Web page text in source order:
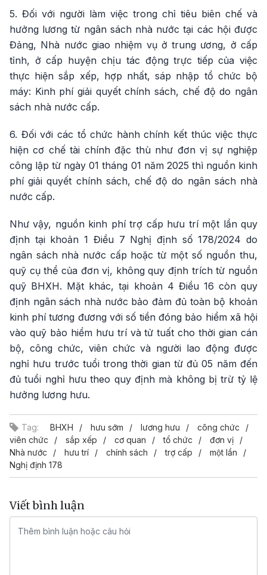
5. Đối với người làm việc trong chỉ tiêu biên chế và
hưởng lương từ ngân sách nhà nước tại các hội được
Đảng, Nhà nước giao nhiệm vụ ở trung ương, ở cấp
tỉnh, ở cấp huyện chịu tác động trực tiếp của việc
thực hiện sắp xếp, hợp nhất, sáp nhập tổ chức bộ
máy: Kinh phí giải quyết chính sách, chế độ do ngân
sách nhà nước cấp.
6. Đối với các tổ chức hành chính kết thúc việc thực
hiện cơ chế tài chính đặc thù như đơn vị sự nghiệp
công lập từ ngày 01 tháng 01 năm 2025 thì nguồn kinh
phí giải quyết chính sách, chế độ do ngân sách nhà
nước cấp.
Như vậy, nguồn kinh phí trợ cấp hưu trí một lần quy
định tại khoản 1 Điều 7 Nghị định số 178/2024 do
ngân sách nhà nước cấp hoặc từ một số nguồn thu,
quỹ cụ thể của đơn vị, không quy định trích từ nguồn
quỹ BHXH. Mặt khác, tại khoản 4 Điều 16 còn quy
định ngân sách nhà nước bảo đảm đủ toàn bộ khoản
kinh phí tương đương với số tiền đóng bảo hiểm xã hội
vào quỹ bảo hiểm hưu trí và tử tuất cho thời gian cán
bộ, công chức, viên chức và người lao động được
nghỉ hưu trước tuổi trong thời gian từ đủ 05 năm đến
đủ tuổi nghỉ hưu theo quy định mà không bị trừ tỷ lệ
hưởng lương hưu.
Tag: BHXH hưu sớm lương hưu
công chức
viên chức
sắp xếp cơ quan tổ chức
đơn vị
Nhà nước
hưu trí chính sách trợ cấp
một lần
Nghị định 178
Viết bình luận